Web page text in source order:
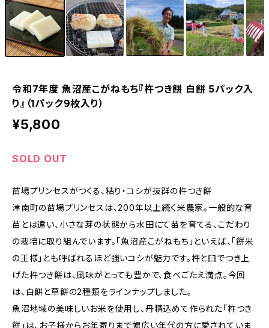
令和7年度 魚沼産こがねもち『杵つき餅 白餅 5パック入
り』（1パック９枚入り）
¥5,800
SOLD OUT
苗場プリンセスがつくる、粘り・コシが抜群の杵つき餅
津南町の苗場プリンセスは、200年以上続く米農家。一般的な育
苗とは違い、小さな芽の状態から水田にて苗を育てる、こだわり
の栽培に取り組んでいます。「魚沼産こがねもち」といえば、「餅米
の王様」とも呼ばれるほど強いコシが魅力です。杵と臼でつき上
げた杵つき餅は、風味がとっても豊かで、食べごたえ満点。今回
は、白餅と草餅の2種類をラインナップしました。
魚沼地域の美味しいお米を使用し、丹精込めて作られた「杵つき
餅」は、お子様からお年寄りまで幅広い年代の方に愛されていま